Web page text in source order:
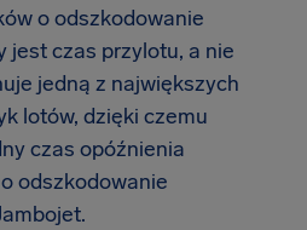
o odszkodowanie
jest czas przylotu, a nie
jedną z największych
lotów, dzięki czemu
czas opóźnienia
odszkodowanie